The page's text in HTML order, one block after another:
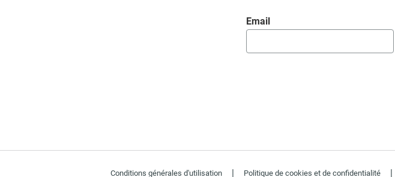
Réinitialiser votre mot de passe avec
Email
Conditions générales d'utilisation | Politique de cookies et de confidentialité |